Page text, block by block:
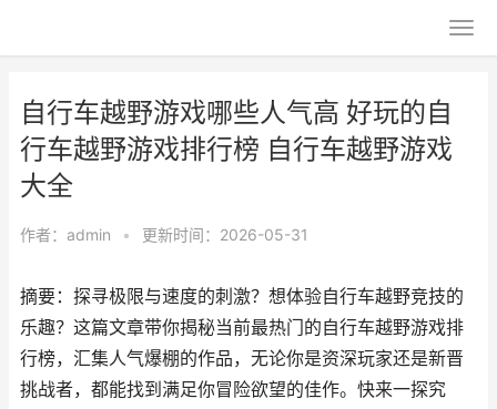
自行车越野游戏哪些人气高 好玩的自
行车越野游戏排行榜 自行车越野游戏
大全
作者： admin • 更新时间：2026-05-31
摘要：探寻极限与速度的刺激？想体验自行车越野竞技的
乐趣？这篇文章带你揭秘当前最热门的自行车越野游戏排
行榜，汇集人气爆棚的作品，无论你是资深玩家还是新晋
挑战者，都能找到满足你冒险欲望的佳作。快来一探究